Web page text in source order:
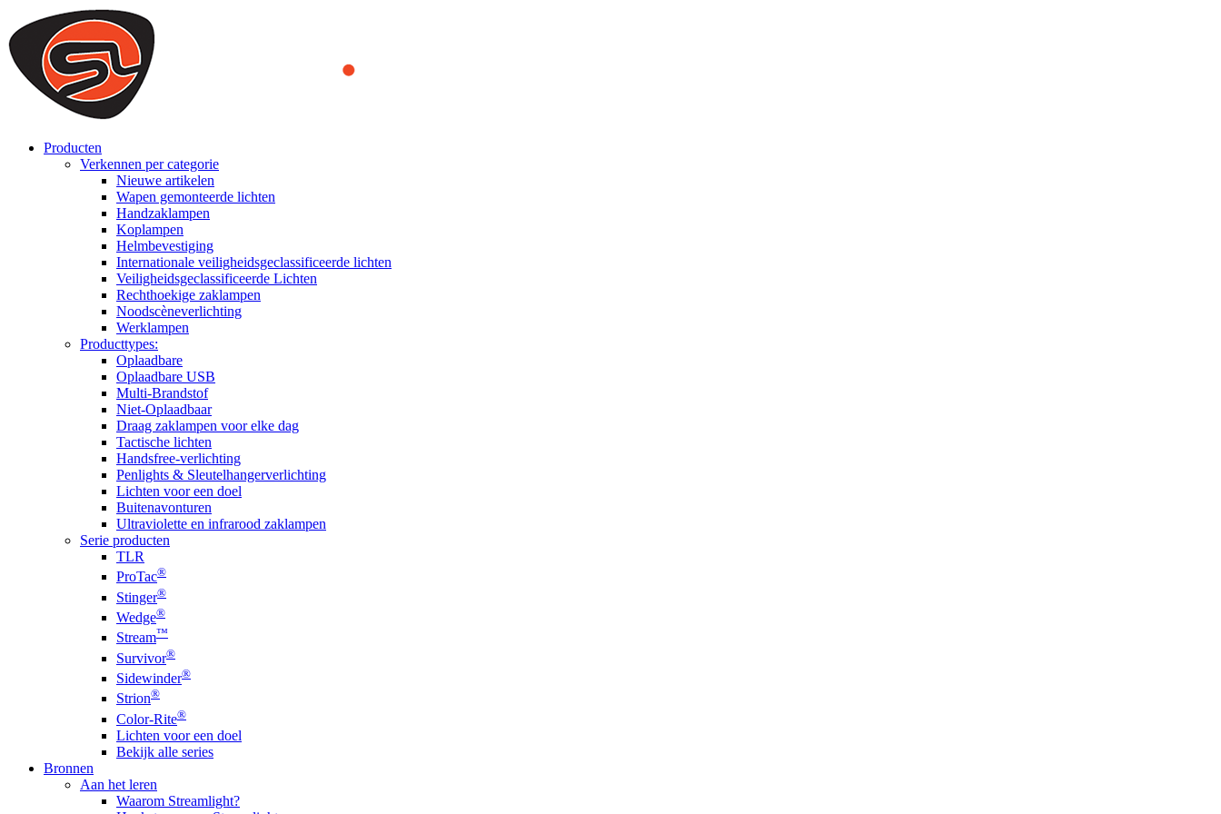
We use cookies to ensure that we provide you the best experience on our website. By continuing to browse this website, you accept that cookies are used to help us analyze how the website is used and to offer
you a better experience. To learn more or to find out how you can disable cookies, you can access our
ACCEPT AND CLOSE
Producten
Verkennen per categorie
Nieuwe artikelen
Wapen gemonteerde lichten
Handzaklampen
Koplampen
Helmbevestiging
Internationale veiligheidsgeclassificeerde lichten
Veiligheidsgeclassificeerde Lichten
Rechthoekige zaklampen
Noodscèneverlichting
Werklampen
Producttypes:
Oplaadbare
Oplaadbare USB
Multi-Brandstof
Niet-Oplaadbaar
Draag zaklampen voor elke dag
Tactische lichten
Handsfree-verlichting
Penlights & Sleutelhangerverlichting
Lichten voor een doel
Buitenavonturen
Ultraviolette en infrarood zaklampen
Serie producten
TLR
ProTac®
Stinger®
Wedge®
Stream™
Survivor®
Sidewinder®
Strion®
Color-Rite®
Lichten voor een doel
Bekijk alle series
Bronnen
Aan het leren
Waarom Streamlight?